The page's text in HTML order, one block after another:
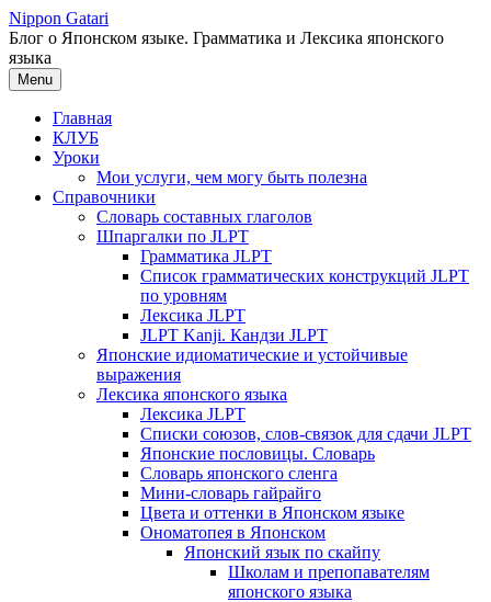
Перейти
к
содержимому
Nippon Gatari
Блог о Японском языке. Грамматика и Лексика японского
языка
Menu
Главная
КЛУБ
Уроки
Мои услуги, чем могу быть полезна
Справочники
Словарь составных глаголов
Шпаргалки по JLPT
Грамматика JLPT
Список грамматических конструкций JLPT
по уровням
Лексика JLPT
JLPT Kanji. Кандзи JLPT
Японские идиоматические и устойчивые
выражения
Лексика японского языка
Лексика JLPT
Списки союзов, слов-связок для сдачи JLPT
Японские пословицы. Словарь
Словарь японского сленга
Мини-словарь гайрайго
Цвета и оттенки в Японском языке
Ономатопея в Японском
Японский язык по скайпу
Школам и препопавателям
японского языка